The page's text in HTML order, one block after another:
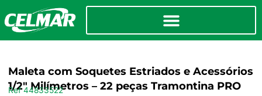
Maleta com Soquetes Estriados e Acessórios
1/2″ Milímetros – 22 peças Tramontina PRO
Ref 44833522